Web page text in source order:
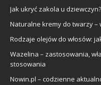
Jak ukryć zakola u
Naturalne kremy do twarzy –
Rodzaje olejów do włosów:
Wazelina – zastosowania,
stosowania
Nowin.pl – codzienne